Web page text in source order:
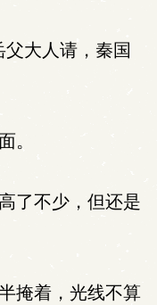
大人请，秦国
。
了不少，但还是
掩着，光线不算